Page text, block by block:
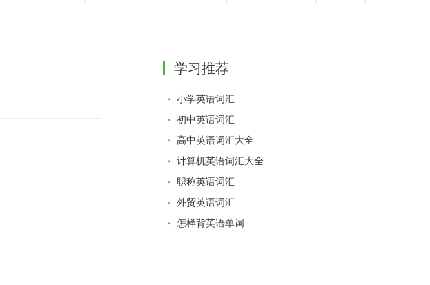
学习推荐
小学英语词汇
初中英语词汇
高中英语词汇大全
计算机英语词汇大全
职称英语词汇
外贸英语词汇
怎样背英语单词